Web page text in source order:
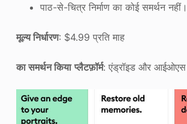
पाठ-से-चित्र निर्माण का कोई समर्थन नहीं।
मूल्य निर्धारण: $4.99 प्रति माह
का समर्थन किया प्लैटफ़ॉर्म: एंड्रॉइड और आईओएस